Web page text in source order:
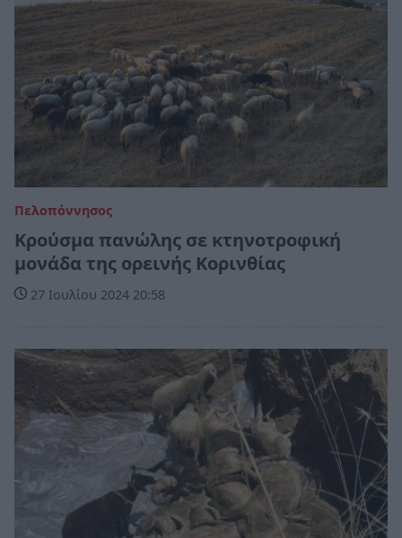
Πελοπόννησος
Κρούσμα πανώλης σε κτηνοτροφική
μονάδα της ορεινής Κορινθίας
27 Ιουλίου 2024 20:58